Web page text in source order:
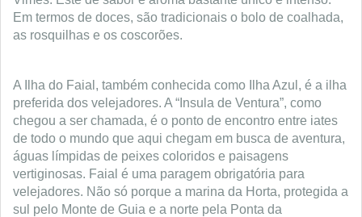
Em termos de doces, são tradicionais o bolo de coalhada,
as rosquilhas e os coscorões.
A Ilha do Faial, também conhecida como Ilha Azul, é a ilha
preferida dos velejadores. A “Insula de Ventura”, como
chegou a ser chamada, é o ponto de encontro entre iates
de todo o mundo que aqui chegam em busca de aventura,
águas límpidas de peixes coloridos e paisagens
vertiginosas. Faial é uma paragem obrigatória para
velejadores. Não só porque a marina da Horta, protegida a
sul pelo Monte de Guia e a norte pela Ponta da